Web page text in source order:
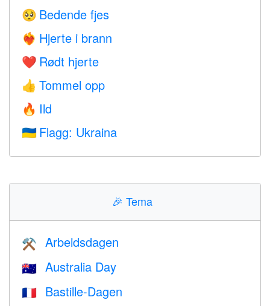
🥺 Bedende fjes
❤️‍🔥 Hjerte i brann
❤️ Rødt hjerte
👍 Tommel opp
🔥 Ild
🇺🇦 Flagg: Ukraina
🎉 Tema
⚒️ Arbeidsdagen
🇦🇺 Australia Day
🇫🇷 Bastille-Dagen